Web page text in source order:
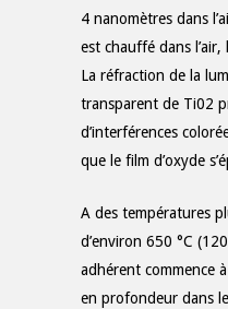
4 nanomètres dans
est chauffé dans l’air,
La réfraction de la
transparent de Ti02
d’interférences
que le film d’oxyde
A des températures
d’environ 650 °C
adhérent commence
en profondeur dans